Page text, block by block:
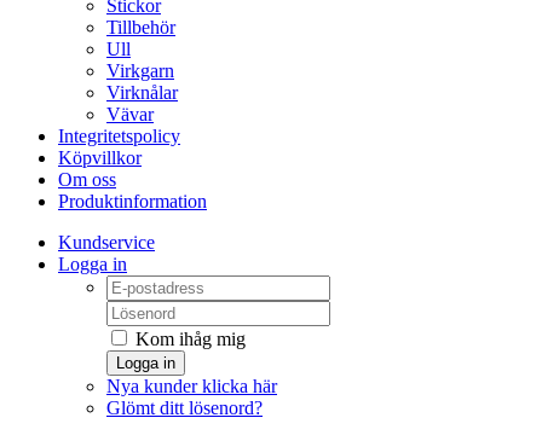
Stickor
Tillbehör
Ull
Virkgarn
Virknålar
Vävar
Integritetspolicy
Köpvillkor
Om oss
Produktinformation
Kundservice
Logga in
Kom ihåg mig
Logga in
Nya kunder klicka här
Glömt ditt lösenord?